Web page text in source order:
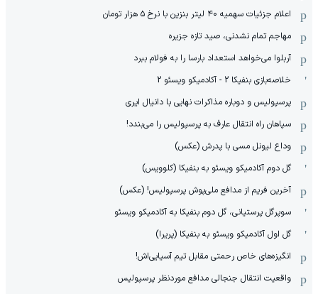
اعلام جزئیات سهمیه ۴۰ لیتر بنزین با نرخ ۵ هزار تومان
مهاجم تمام نشدنی، صید تازه جزیره
آربلوا می‌خواهد استعداد بارسا را به فولام ببرد
خلاصه‌بازی بنفیکا 2 - آکادمیکو ویسئو 2
پرسپولیس و دوباره مذاکرات نهایی با دانیال ایری
سپاهان راه انتقال عارف به پرسپولیس را می‌بندد!
وداع لیونل مسی با پدرش (عکس)
گل دوم آکادمیکو ویسئو به بنفیکا (کلوویس)
آخرین فریم از مدافع ملی‌پوش پرسپولیس! (عکس)
سوپرگل پرستیانی، گل دوم بنفیکا به آکادمیکو ویسئو
گل اول آکادمیکو ویسئو به بنفیکا (پریرا)
انگیزه‌های خاص رحمتی مقابل تیم‌ آسیایی‌اش!
واقعیت انتقال جنجالی مدافع موردنظر پرسپولیس